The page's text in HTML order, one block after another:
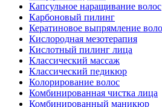
Капсульное наращивание волос
Карбоновый пилинг
Кератиновое выпрямление
Кислородная мезотерапия
Кислотный пилинг лица
Классический массаж
Классический педикюр
Колорирование волос
Комбинированная чистка лица
Комбинированный маникюр